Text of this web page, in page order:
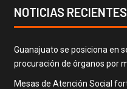
NOTICIAS RECIENTES
Guanajuato se posiciona en
procuración de órganos por
Mesas de Atención Social